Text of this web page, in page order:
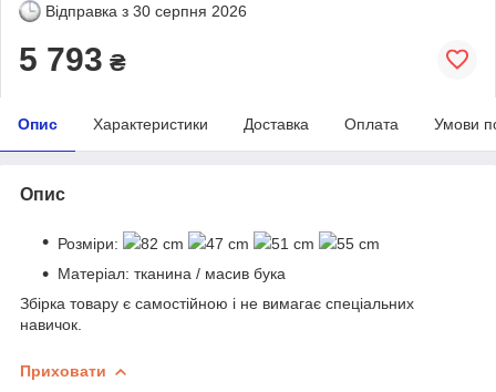
Відправка з 30 серпня 2026
5 793 ₴
Опис Характеристики Доставка Оплата Умови
Опис
Розміри: 82 cm 47 cm 51 cm
55 cm
Матеріал: тканина / масив бука
Збірка товару є самостійною і не вимагає спеціальних
навичок.
Приховати